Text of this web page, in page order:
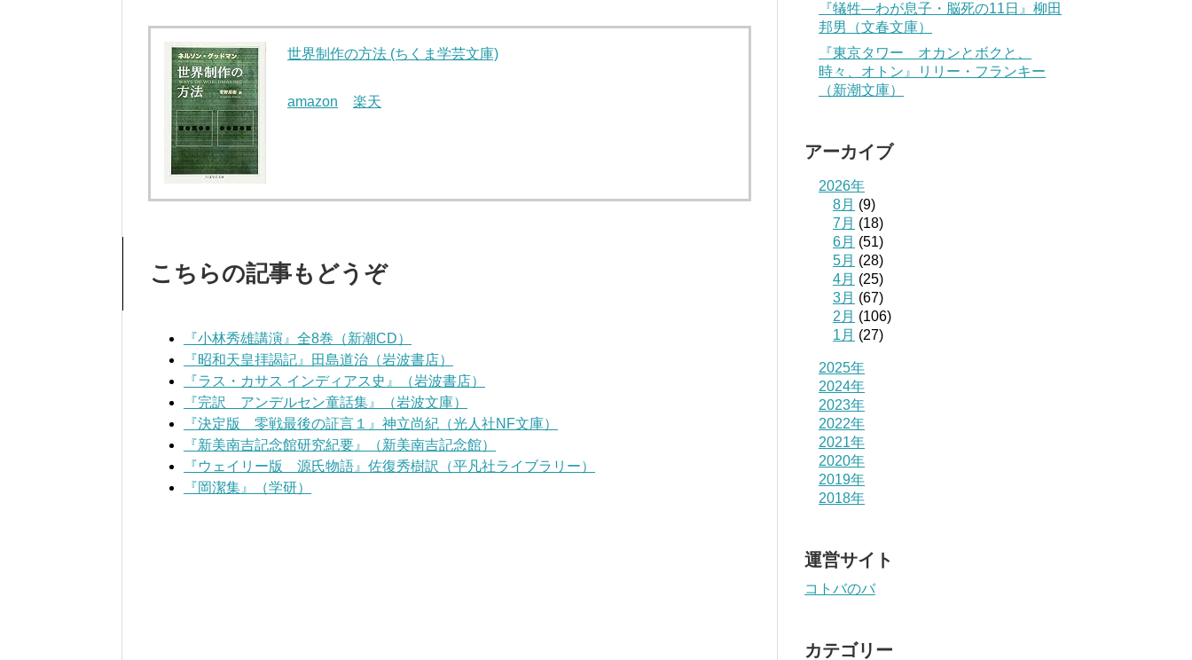
世界制作の方法 (ちくま学芸文庫)
amazon 楽天
こちらの記事もどうぞ
『小林秀雄講演』全8巻（新潮CD）
『昭和天皇拝謁記』田島道治（岩波書店）
『ラス・カサス インディアス史』（岩波書店）
『完訳 アンデルセン童話集』（岩波文庫）
『決定版 零戦最後の証言１』神立尚紀（光人社NF文庫）
『新美南吉記念館研究紀要』（新美南吉記念館）
『ウェイリー版 源氏物語』佐復秀樹訳（平凡社ライブラリー）
『岡潔集』（学研）
『犠牲―わが息子・脳死の11日』柳田
邦男（文春文庫）
『東京タワー オカンとボクと、
時々、オトン』リリー・フランキー
（新潮文庫）
アーカイブ
2026年
8月 (9)
7月 (18)
6月 (51)
5月 (28)
4月 (25)
3月 (67)
2月 (106)
1月 (27)
2025年
2024年
2023年
2022年
2021年
2020年
2019年
2018年
運営サイト
コトバのバ
カテゴリー